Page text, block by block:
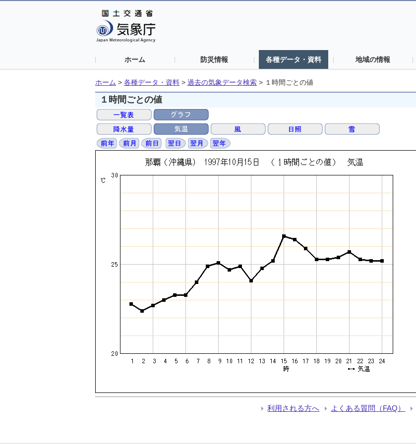
ホーム 防災情報 各種データ・資料 地域の情報
ホーム > 各種データ・資料 > 過去の気象データ検索 > １時間ごとの値
１時間ごとの値
利用される方へ よくある質問（FAQ）